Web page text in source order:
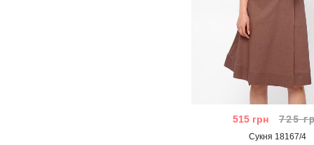
515 грн 725
Сукня 18167/4